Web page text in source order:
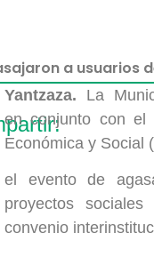
a usuarios
Yantzaza. La
en conjunto con el
Económica y Social
el evento de
proyectos
convenio